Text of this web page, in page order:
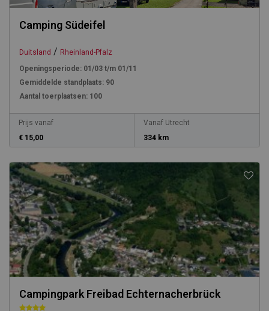
Camping Südeifel
Duitsland / Rheinland-Pfalz
Openingsperiode: 01/03 t/m 01/11
Gemiddelde standplaats: 90
Aantal toerplaatsen: 100
Prijs vanaf
€ 15,00
Vanaf Utrecht
334 km
Campingpark Freibad Echternacherbrück